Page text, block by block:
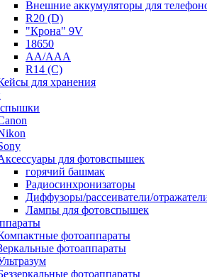
Внешние аккумуляторы для
R20 (D)
"Крона" 9V
18650
AA/AAA
R14 (C)
для хранения
для фотовспышек
горячий башмак
Радиосинхронизаторы
Диффузоры/рассеиватели/
Лампы для фотовспышек
фотоаппараты
фотоаппараты
фотоаппараты